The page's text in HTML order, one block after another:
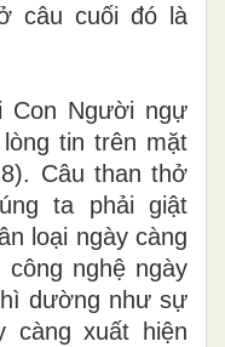
câu cuối đó là
Con Người ngự
tin trên mặt
Câu than thở
ta phải giật
loại ngày càng
nghệ ngày
dường như sự
càng xuất hiện